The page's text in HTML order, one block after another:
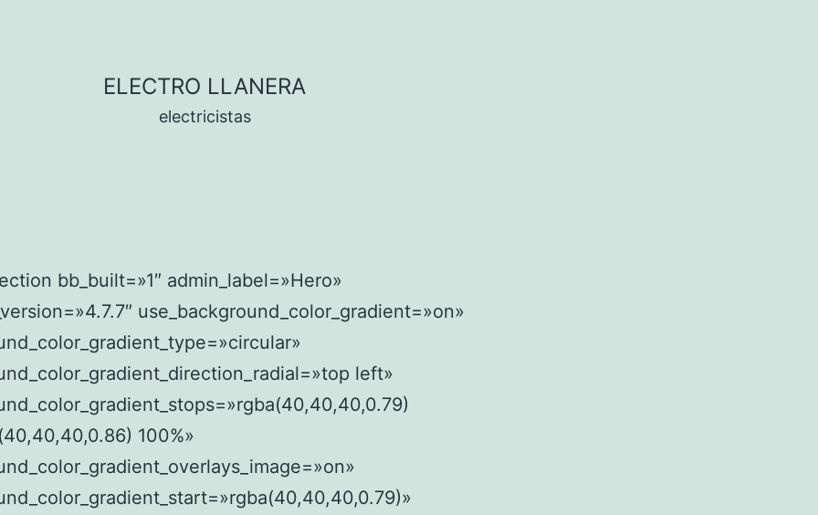
ELECTRO LLANERA
electricistas
bb_built=»1″ admin_label=»Hero»
use_background_color_gradient=»on»
left»
100%»